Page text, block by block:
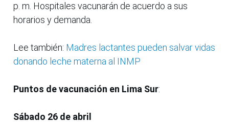
p. m. Hospitales vacunarán de acuerdo a sus
horarios y demanda.
Lee también: Madres lactantes pueden salvar vidas
donando leche materna al INMP
Puntos de vacunación en Lima Sur:
Sábado 26 de abril